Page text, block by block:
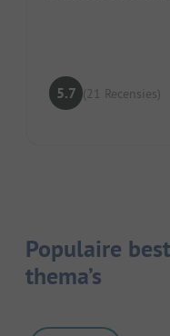
5.7 (21 Recensies)
Populaire
thema’s